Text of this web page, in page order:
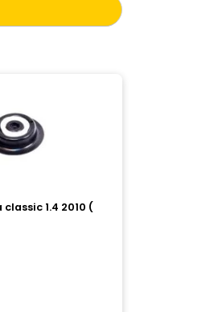
1.4 2010 (